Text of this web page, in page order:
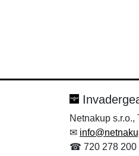
Netnakup
✉
☎ 720 278 200